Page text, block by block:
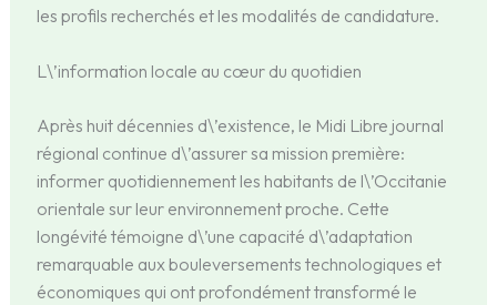
les profils recherchés et les modalités de candidature.
L\’information locale au cœur du quotidien
Après huit décennies d\’existence, le Midi Libre journal
régional continue d\’assurer sa mission première:
informer quotidiennement les habitants de l\’Occitanie
orientale sur leur environnement proche. Cette
longévité témoigne d\’une capacité d\’adaptation
remarquable aux bouleversements technologiques et
économiques qui ont profondément transformé le